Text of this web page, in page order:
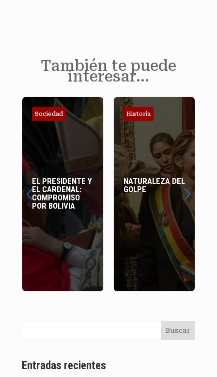
También te puede
interesar…
Sociedad
EL PRESIDENTE Y
EL CARDENAL:
COMPROMISO
POR BOLIVIA
Historia
NATURALEZA DEL
GOLPE
Buscar
Entradas recientes